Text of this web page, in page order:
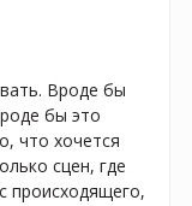
Вроде бы
бы это
что хочется
сцен, где
происходящего,